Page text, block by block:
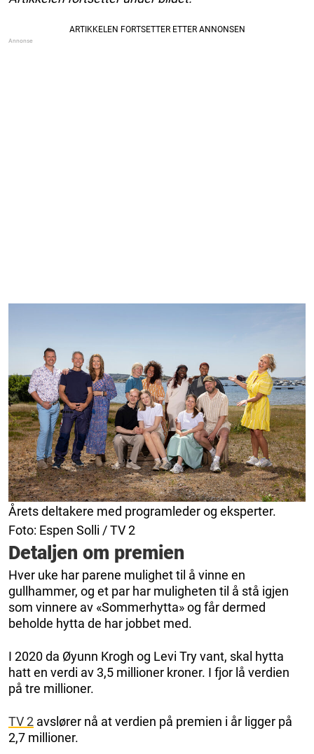
Årets deltakere med programleder og eksperter.
Foto: Espen Solli / TV 2
Detaljen om premien
Hver uke har parene mulighet til å vinne en
gullhammer, og et par har muligheten til å stå igjen
som vinnere av «Sommerhytta» og får dermed
beholde hytta de har jobbet med.
I 2020 da Øyunn Krogh og Levi Try vant, skal hytta
hatt en verdi av 3,5 millioner kroner. I fjor lå verdien
på tre millioner.
TV 2 avslører nå at verdien på premien i år ligger på
2,7 millioner.